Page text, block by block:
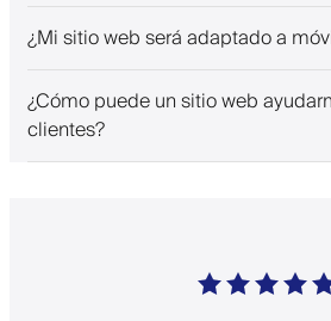
¿Mi sitio web será adaptado a
¿Cómo puede un sitio web
clientes?